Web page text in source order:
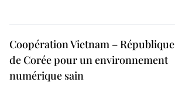
Coopération Vietnam – République
de Corée pour un environnement
numérique sain